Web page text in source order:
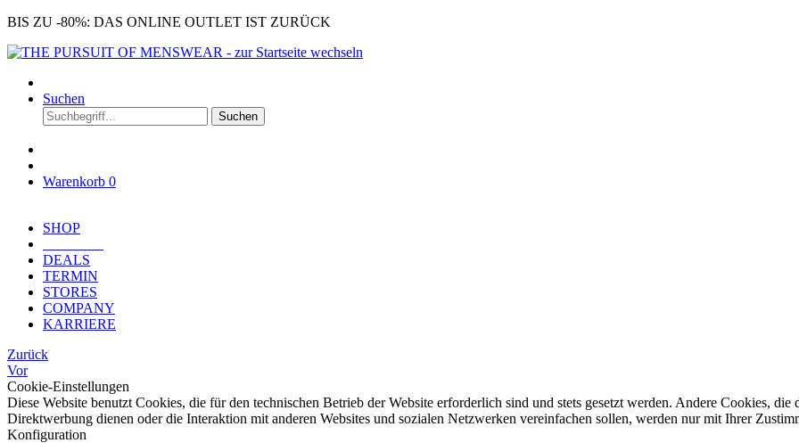
BIS ZU -80%: DAS ONLINE OUTLET IST ZURÜCK
Suchen
Suchen
Warenkorb 0
SHOP
DEALS
TERMIN
STORES
COMPANY
KARRIERE
Zurück
Vor
Cookie-Einstellungen
Diese Website benutzt Cookies, die für den technischen Betrieb der Website erforderlich sind und stets gesetzt werden. Andere Cookies,
Direktwerbung dienen oder die Interaktion mit anderen Websites und sozialen Netzwerken vereinfachen sollen, werden nur mit Ihrer
Konfiguration